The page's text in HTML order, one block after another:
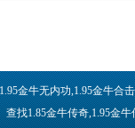
金牛无内功,1.95金牛
查找1.85金牛传奇,1.95金